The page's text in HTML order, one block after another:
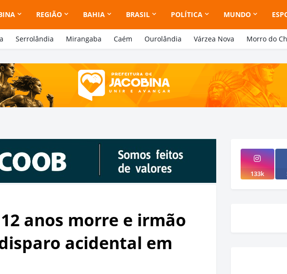
REGIÃO BAHIA BRASIL POLÍTICA MUNDO
Serrolândia Mirangaba Caém Ourolândia Várzea Nova Morro do
anos morre e irmão
acidental em
133k